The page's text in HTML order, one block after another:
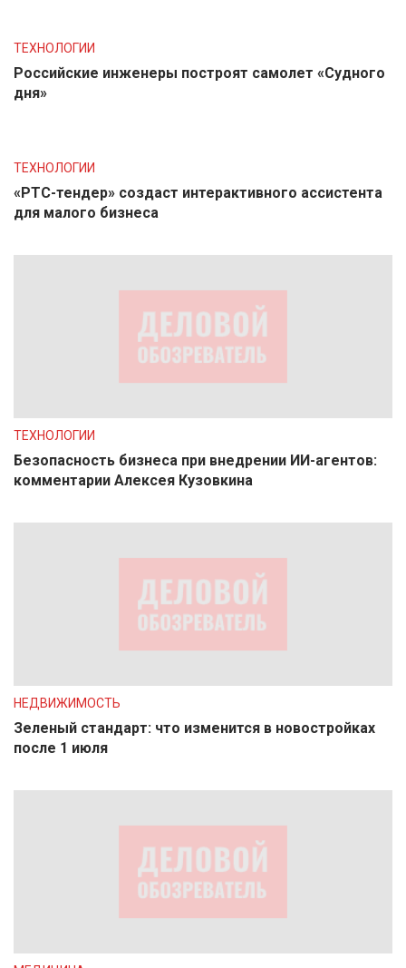
ТЕХНОЛОГИИ
Российские инженеры построят самолет «Судного
дня»
ТЕХНОЛОГИИ
«РТС-тендер» создаст интерактивного ассистента
для малого бизнеса
ТЕХНОЛОГИИ
Безопасность бизнеса при внедрении ИИ-агентов:
комментарии Алексея Кузовкина
НЕДВИЖИМОСТЬ
Зеленый стандарт: что изменится в новостройках
после 1 июля